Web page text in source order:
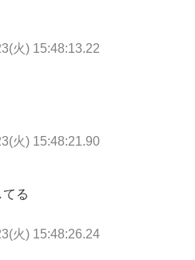
火) 15:48:13.22
火) 15:48:21.90
る
火) 15:48:26.24